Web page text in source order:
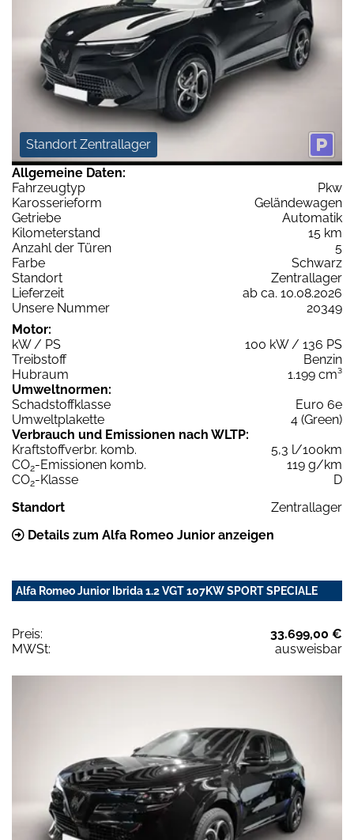
Standort Zentrallager
Allgemeine Daten:
Fahrzeugtyp
Pkw
Karosserieform
Geländewagen
Getriebe
Automatik
Kilometerstand
15 km
Anzahl der Türen
5
Farbe
Schwarz
Standort
Zentrallager
Lieferzeit
ab ca. 10.08.2026
Unsere Nummer
20349
Motor:
kW / PS
100 kW / 136 PS
Treibstoff
Benzin
Hubraum
1.199 cm³
Umweltnormen:
Schadstoffklasse
Euro 6e
Umweltplakette
4 (Green)
Verbrauch und Emissionen nach WLTP:
Kraftstoffverbr. komb.
5,3 l/100km
CO2-Emissionen komb.
119 g/km
CO2-Klasse
D
Standort
Zentrallager
Details zum Alfa Romeo Junior anzeigen
Alfa Romeo Junior Ibrida 1.2 VGT 107KW SPORT SPECIALE
Preis:
33.699,00 €
MWSt:
ausweisbar